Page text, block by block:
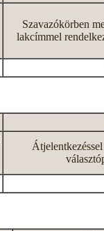
Szavazókörben
lakcímmel